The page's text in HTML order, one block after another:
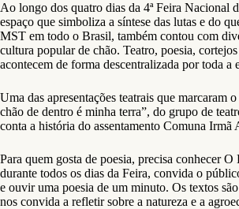
Ao longo dos quatro dias da 4ª Feira Nacional
espaço que simboliza a síntese das lutas e do
MST em todo o Brasil, também contou com
cultura popular de chão. Teatro, poesia,
acontecem de forma descentralizada por toda a
Uma das apresentações teatrais que marcaram
chão de dentro é minha terra”, do grupo de
conta a história do assentamento Comuna Irmã
Para quem gosta de poesia, precisa conhecer O
durante todos os dias da Feira, convida o
e ouvir uma poesia de um minuto. Os textos
nos convida a refletir sobre a natureza e a